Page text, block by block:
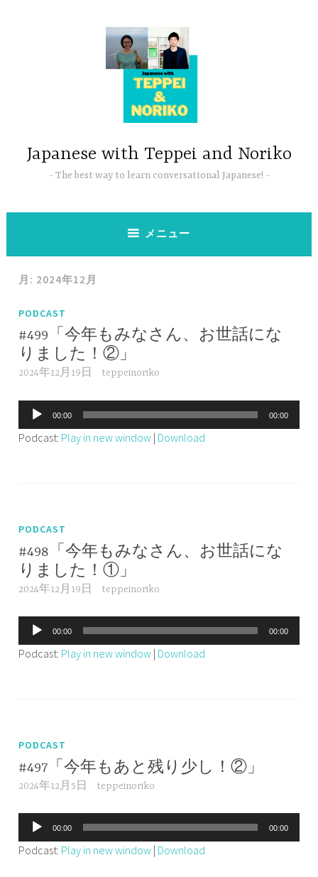
Japanese with Teppei and Noriko
The best way to learn conversational Japanese!
メニュー
月: 2024年12月
PODCAST
#499「今年もみなさん、お世話にな
りました！②」
2024年12月19日 teppeinoriko
声
プ
00:00 00:00
Podcast: Play in new window | Download
PODCAST
#498「今年もみなさん、お世話にな
りました！①」
2024年12月19日 teppeinoriko
声
プ
00:00 00:00
Podcast: Play in new window | Download
PODCAST
#497「今年もあと残り少し！②」
2024年12月5日 teppeinoriko
声
プ
00:00 00:00
Podcast: Play in new window | Download